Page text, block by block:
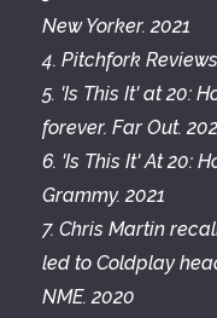
New Yorker. 2021
4. Pitchfork
5. 'Is This It' at 20:
forever. Far Out.
6. 'Is This It' At 20:
Grammy. 2021
7. Chris Martin
led to Coldplay
NME. 2020